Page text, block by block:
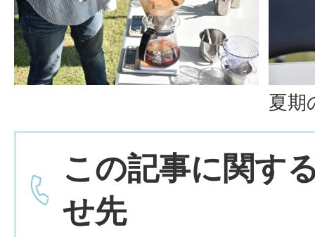
夏期
この記事に関す
せ先